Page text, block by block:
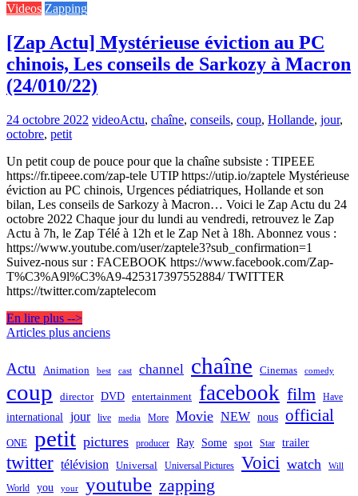
Videos Zapping
[Zap Actu] Mystérieuse éviction au PC
chinois, Les conseils de Sarkozy à Macron
(24/010/22)
24 octobre 2022 videoActu, chaîne, conseils, coup, Hollande, jour,
octobre, petit
Un petit coup de pouce pour que la chaîne subsiste : TIPEEE
https://fr.tipeee.com/zap-tele UTIP https://utip.io/zaptele Mystérieuse
éviction au PC chinois, Urgences pédiatriques, Hollande et son
bilan, Les conseils de Sarkozy à Macron… Voici le Zap Actu du 24
octobre 2022 Chaque jour du lundi au vendredi, retrouvez le Zap
Actu à 7h, le Zap Télé à 12h et le Zap Net à 18h. Abonnez vous :
https://www.youtube.com/user/zaptele3?sub_confirmation=1
Suivez-nous sur : FACEBOOK https://www.facebook.com/Zap-
T%C3%A9l%C3%A9-425317397552884/ TWITTER
https://twitter.com/zaptelecom
En lire plus -->
Navigation
articles
Articles plus anciens
Actu Animation best cast channel chaîne Cinemas comedy
coup director DVD entertainment facebook film Have
international jour live media More Movie NEW nous official
ONE petit pictures producer Ray Some spot Star trailer
twitter télévision Universal Universal Pictures Voici watch Will
World you your youtube zapping